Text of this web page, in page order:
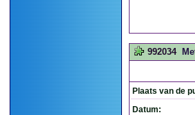
992034
Plaats van de
Datum: